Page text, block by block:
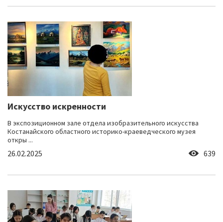
Искусство искренности
В экспозиционном зале отдела изобразительного искусства
Костанайского областного историко-краеведческого музея
откры ...
26.02.2025 639